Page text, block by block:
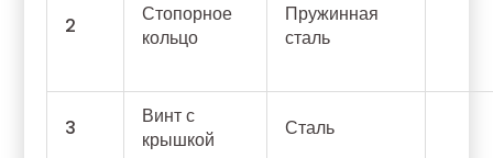
2
Стопорное
кольцо
Пружинная
сталь
3
Винт с
крышкой
Сталь